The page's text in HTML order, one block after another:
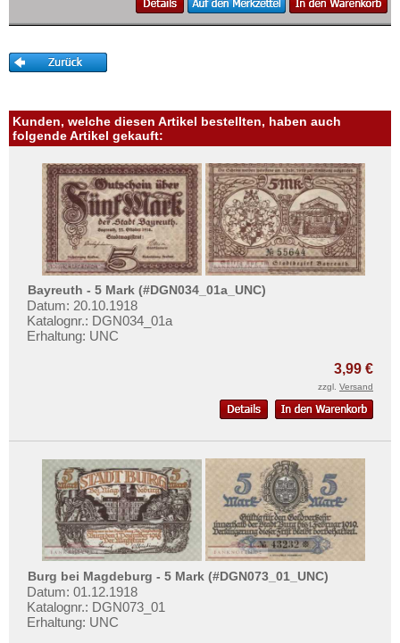
Orte mit U...
Orte mit W...
Orte mit X...
Orte mit Z...
Kunden, welche diesen Artikel bestellten, haben auch
folgende Artikel gekauft:
Bayreuth - 5 Mark (#DGN034_01a_UNC)
Datum: 20.10.1918
Katalognr.: DGN034_01a
Erhaltung: UNC
3,99 €
zzgl. Versand
Burg bei Magdeburg - 5 Mark (#DGN073_01_UNC)
Datum: 01.12.1918
Katalognr.: DGN073_01
Erhaltung: UNC